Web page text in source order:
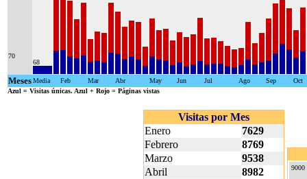
70
68
MesesMedia Feb Mar Abr May Jun Jul Ago Sep
Oct
Azul = Visitas únicas. Azul + Rojo = Páginas vistas
Visitas por Mes
Enero
7629
Febrero
8769
Marzo
9538
Abril
8982
9000